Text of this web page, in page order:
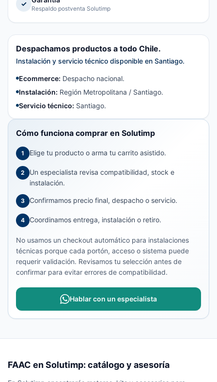
✓
Respaldo postventa Solutimp
Despachamos productos a todo Chile.
Instalación y servicio técnico disponible en Santiago.
Ecommerce: Despacho nacional.
Instalación: Región Metropolitana / Santiago.
Servicio técnico: Santiago.
Cómo funciona comprar en Solutimp
1 Elige tu producto o arma tu carrito asistido.
2
Un especialista revisa compatibilidad, stock e
instalación.
3 Confirmamos precio final, despacho o servicio.
4 Coordinamos entrega, instalación o retiro.
No usamos un checkout automático para instalaciones
técnicas porque cada portón, acceso o sistema puede
requerir validación. Revisamos tu selección antes de
confirmar para evitar errores de compatibilidad.
Hablar con un especialista
FAAC en Solutimp: catálogo y asesoría